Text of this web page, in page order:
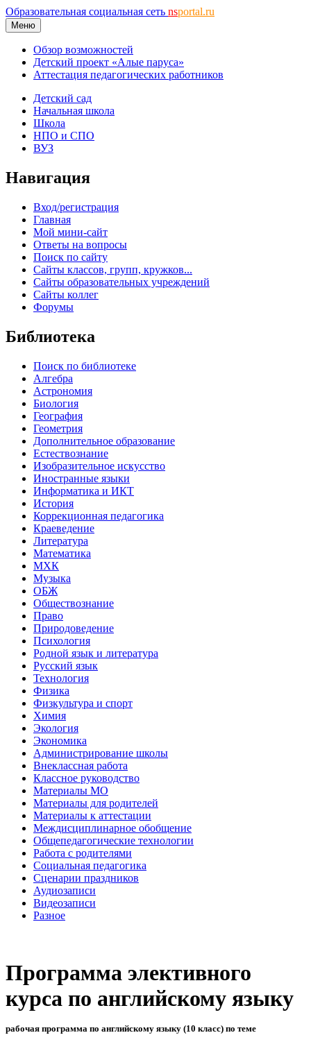
Образовательная социальная сеть nsportal.ru
Меню
Обзор возможностей
Детский проект «Алые паруса»
Аттестация педагогических работников
Детский сад
Начальная школа
Школа
НПО и СПО
ВУЗ
Навигация
Вход/регистрация
Главная
Мой мини-сайт
Ответы на вопросы
Поиск по сайту
Сайты классов, групп, кружков...
Сайты образовательных учреждений
Сайты коллег
Форумы
Библиотека
Поиск по библиотеке
Алгебра
Астрономия
Биология
География
Геометрия
Дополнительное образование
Естествознание
Изобразительное искусство
Иностранные языки
Информатика и ИКТ
История
Коррекционная педагогика
Краеведение
Литература
Математика
МХК
Музыка
ОБЖ
Обществознание
Право
Природоведение
Психология
Родной язык и литература
Русский язык
Технология
Физика
Физкультура и спорт
Химия
Экология
Экономика
Администрирование школы
Внеклассная работа
Классное руководство
Материалы МО
Материалы для родителей
Материалы к аттестации
Междисциплинарное обобщение
Общепедагогические технологии
Работа с родителями
Социальная педагогика
Сценарии праздников
Аудиозаписи
Видеозаписи
Разное
Программа элективного
курса по английскому языку
рабочая программа по английскому языку (10 класс) по теме